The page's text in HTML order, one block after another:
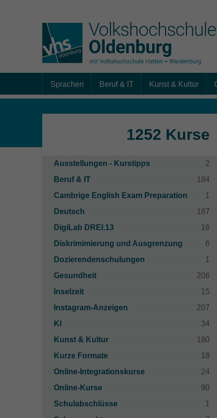
Sprachen Beruf & IT Kunst & Kultur
1252 Kurse
Ausstellungen - Kurstipps
2
Beruf & IT
184
Cambrige English Exam Preparation
1
Deutsch
187
DigiLab DREI.13
16
Diskrimimierung und Ausgrenzung
6
Dozierendenschulungen
1
Gesundheit
206
Inselzeit
15
Instagram-Anzeigen
207
KI
34
Kunst & Kultur
180
Kurze Formate
18
Online-Integrationskurse
24
Online-Kurse
90
Schulabschlüsse
1